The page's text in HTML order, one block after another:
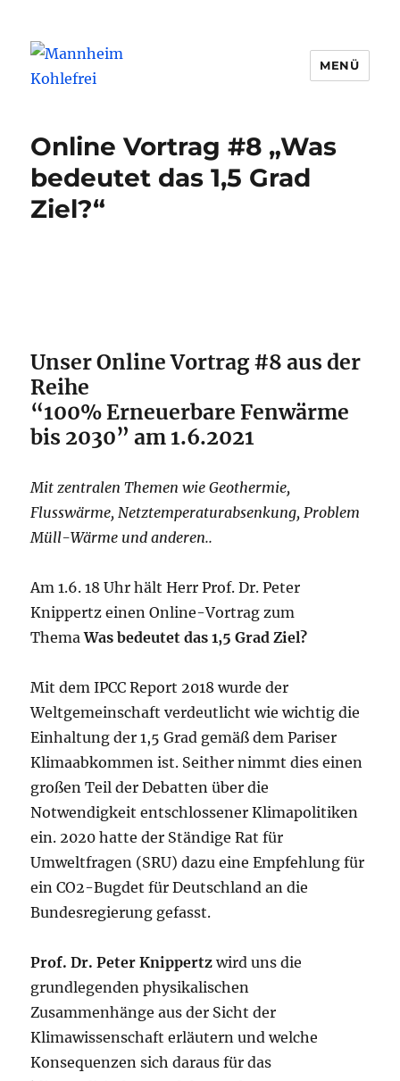
MENÜ
Online Vortrag #8 „Was
bedeutet das 1,5 Grad
Ziel?“
Unser Online Vortrag #8 aus der
Reihe
“100% Erneuerbare Fenwärme
bis 2030” am 1.6.2021
Mit zentralen Themen wie Geothermie,
Flusswärme, Netztemperaturabsenkung, Problem
Müll-Wärme und anderen..
Am 1.6. 18 Uhr hält Herr Prof. Dr. Peter
Knippertz einen Online-Vortrag zum
ThemaWas bedeutet das 1,5 Grad Ziel?
Mit dem IPCC Report 2018 wurde der
Weltgemeinschaft verdeutlicht wie wichtig die
Einhaltung der 1,5 Grad gemäß dem Pariser
Klimaabkommen ist. Seither nimmt dies einen
großen Teil der Debatten über die
Notwendigkeit entschlossener Klimapolitiken
ein. 2020 hatte der Ständige Rat für
Umweltfragen (SRU) dazu eine Empfehlung für
ein CO2-Bugdet für Deutschland an die
Bundesregierung gefasst.
Prof. Dr. Peter Knippertz wird uns die
grundlegenden physikalischen
Zusammenhänge aus der Sicht der
Klimawissenschaft erläutern und welche
Konsequenzen sich daraus für das